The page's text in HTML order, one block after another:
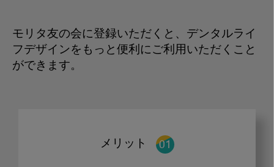
モリタ友の会に登録いただくと、デンタルライ
フデザインをもっと便利にご利用いただくこと
ができます。
メリット